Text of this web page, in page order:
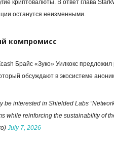
криптовалюты. В ответ глава
останутся неизменными.
компромисс
Брайс «Зуко» Уилкокс
обсуждают в экосистеме
be interested in Shielded Labs
while reinforcing the sustainability of
July 7, 2026